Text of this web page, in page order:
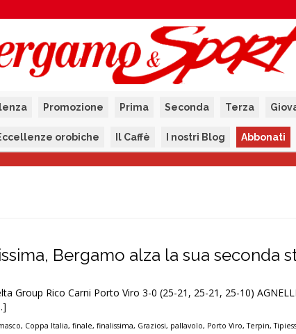
Promozione Prima Seconda Terza
orobiche Il Caffè I nostri Blog Abbonati
Bergamo alza la sua seconda
Group Rico Carni Porto Viro 3-0 (25-21, 25-21, 25-10)
, Coppa Italia,finale,finalissima, Graziosi, pallavolo, Porto Viro,Terpin,